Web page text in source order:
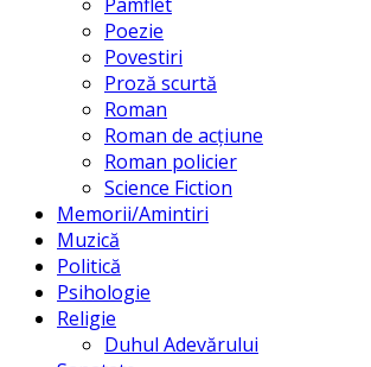
Poezie
Povestiri
Proză scurtă
Roman
Roman de acțiune
Roman policier
Science Fiction
Memorii/Amintiri
Muzică
Politică
Psihologie
Religie
Duhul Adevărului